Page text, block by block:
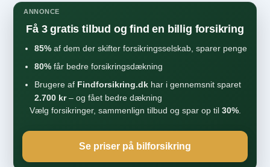
ANNONCE
Få 3 gratis tilbud og find en billig forsikring
85% af dem der skifter forsikringsselskab, sparer penge
80% får bedre forsikringsdækning
Brugere af Findforsikring.dk har i gennemsnit sparet
2.700 kr– og fået bedre dækning
Vælg forsikringer, sammenlign tilbud og spar op til 30%.
Se priser på bilforsikring